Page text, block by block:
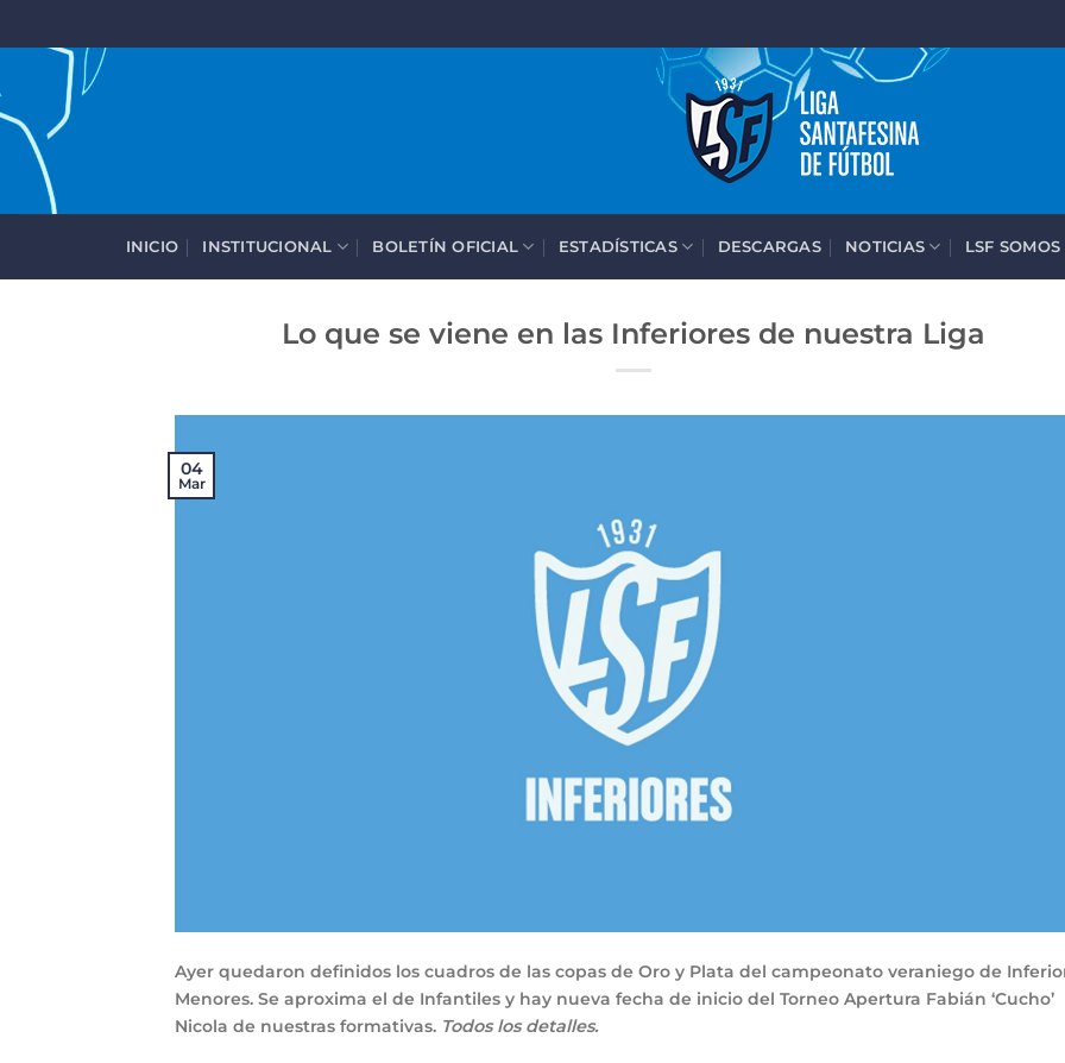
contenido
INICIO INSTITUCIONAL BOLETÍN OFICIAL ESTADÍSTICAS DESCARGAS NOTICIAS LSF
Lo que se viene en las Inferiores de nuestra Liga
04
Mar
Ayer quedaron definidos los cuadros de las copas de Oro y Plata del campeonato veraniego de
Menores. Se aproxima el de Infantiles y hay nueva fecha de inicio del Torneo Apertura Fabián ‘Cucho’
Nicola de nuestras formativas. Todos los detalles.